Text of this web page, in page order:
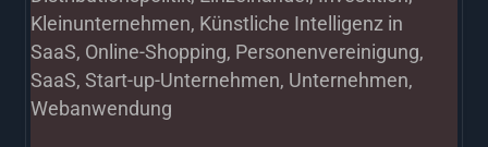
Kleinunternehmen, Künstliche Intelligenz in
SaaS, Online-Shopping, Personenvereinigung,
SaaS,Start-up-Unternehmen, Unternehmen,
Webanwendung